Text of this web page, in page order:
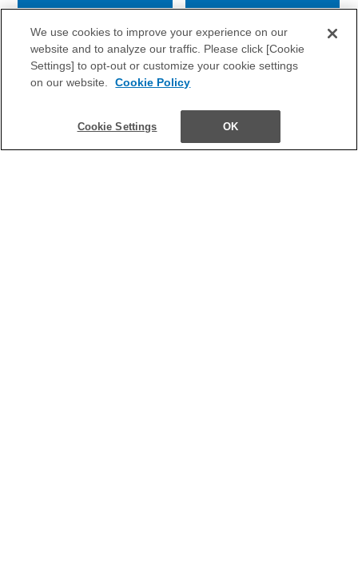
文系
大卒／新卒入社 文系
大卒／新卒入社
We use cookies to improve your experience on our
website and to analyze our traffic. Please click [Cookie
Settings] to opt-out or customize your cookie settings
on our website.
Cookie Policy
Cookie Settings OK